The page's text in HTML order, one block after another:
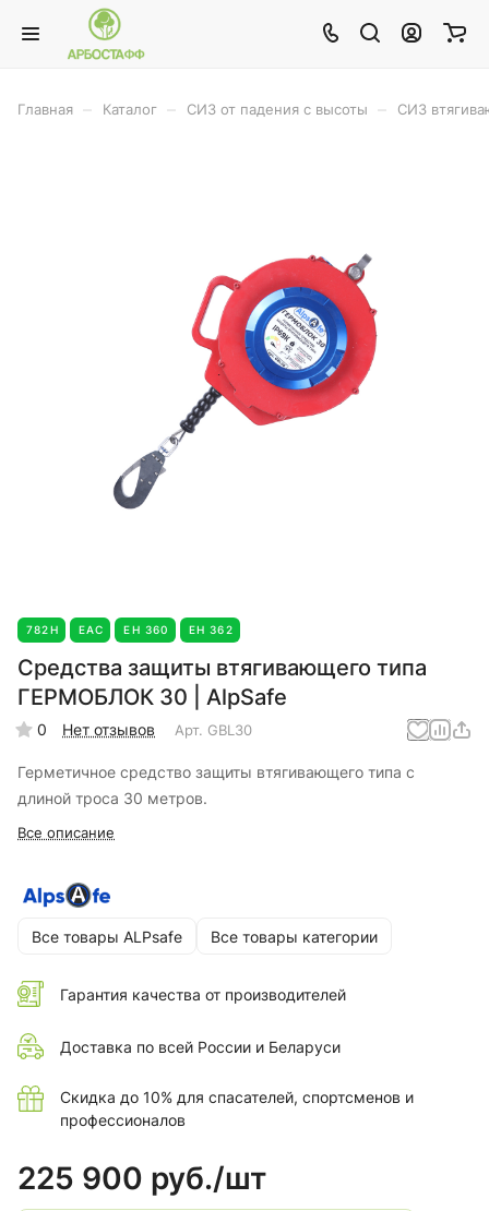
Главная Каталог СИЗ от падения с высоты СИЗ
782Н EAC ЕН 360 ЕН 362
Средства защиты втягивающего типа
ГЕРМОБЛОК 30 | AlpSafe
0 Нет отзывов Арт. GBL30
Герметичное средство защиты втягивающего типа с
длиной троса 30 метров.
Все описание
Все товары ALPsafe Все товары категории
Гарантия качества от производителей
Доставка по всей России и Беларуси
Скидка до 10% для спасателей, спортсменов и
профессионалов
225 900 руб./шт